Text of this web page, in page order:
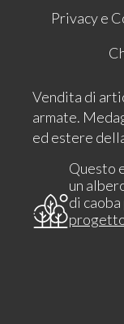
Privacy e
Vendita di
armate.
ed estere
Questo
un
di